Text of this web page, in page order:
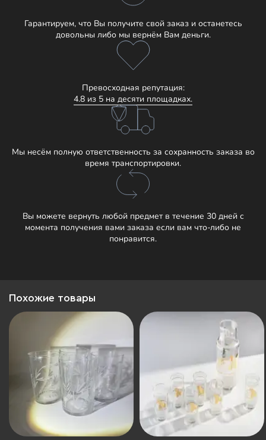
Гарантируем, что Вы получите свой заказ и останетесь
довольны либо мы вернём Вам деньги.
Превосходная репутация:
4.8 из 5 на десяти площадках.
Мы несём полную ответственность за сохранность заказа во
время транспортировки.
Вы можете вернуть любой предмет в течение 30 дней с
момента получения вами заказа если вам что-либо не
понравится.
Похожие товары